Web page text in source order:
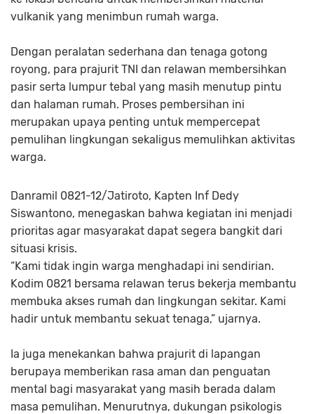
vulkanik yang menimbun rumah warga.
Dengan peralatan sederhana dan tenaga gotong
royong, para prajurit TNI dan relawan membersihkan
pasir serta lumpur tebal yang masih menutup pintu
dan halaman rumah. Proses pembersihan ini
merupakan upaya penting untuk mempercepat
pemulihan lingkungan sekaligus memulihkan aktivitas
warga.
Danramil 0821-12/Jatiroto, Kapten Inf Dedy
Siswantono, menegaskan bahwa kegiatan ini menjadi
prioritas agar masyarakat dapat segera bangkit dari
situasi krisis.
“Kami tidak ingin warga menghadapi ini sendirian.
Kodim 0821 bersama relawan terus bekerja membantu
membuka akses rumah dan lingkungan sekitar. Kami
hadir untuk membantu sekuat tenaga,” ujarnya.
Ia juga menekankan bahwa prajurit di lapangan
berupaya memberikan rasa aman dan penguatan
mental bagi masyarakat yang masih berada dalam
masa pemulihan. Menurutnya, dukungan psikologis